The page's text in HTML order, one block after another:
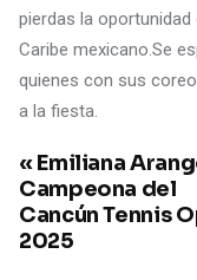
pierdas la
Caribe mexicano.Se
quienes con sus
a la fiesta.
« Emiliana
Campeona del
Cancún Tennis
2025